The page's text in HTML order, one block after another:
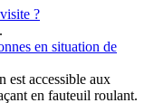
?
en situation de
est accessible aux
en fauteuil roulant.